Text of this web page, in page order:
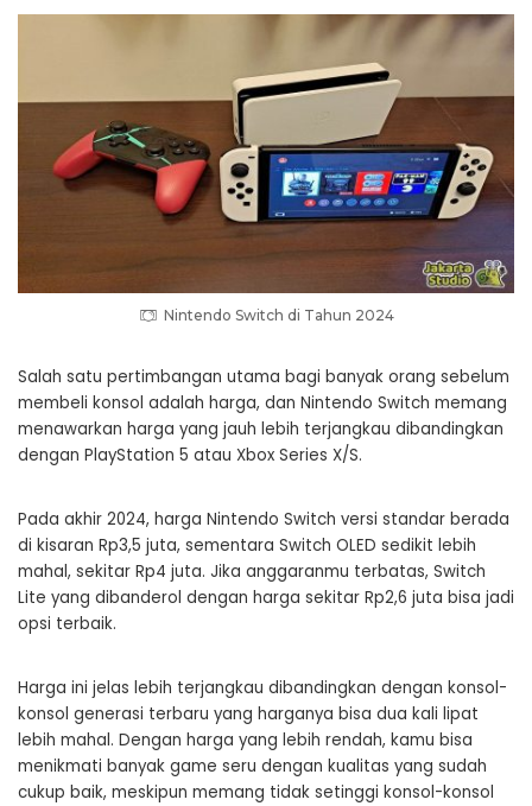
Nintendo Switch di Tahun 2024
Salah satu pertimbangan utama bagi banyak orang sebelum
membeli konsol adalah harga, dan Nintendo Switch memang
menawarkan harga yang jauh lebih terjangkau dibandingkan
dengan PlayStation 5 atau Xbox Series X/S.
Pada akhir 2024, harga Nintendo Switch versi standar berada
di kisaran Rp3,5 juta, sementara Switch OLED sedikit lebih
mahal, sekitar Rp4 juta. Jika anggaranmu terbatas, Switch
Lite yang dibanderol dengan harga sekitar Rp2,6 juta bisa jadi
opsi terbaik.
Harga ini jelas lebih terjangkau dibandingkan dengan konsol-
konsol generasi terbaru yang harganya bisa dua kali lipat
lebih mahal. Dengan harga yang lebih rendah, kamu bisa
menikmati banyak game seru dengan kualitas yang sudah
cukup baik, meskipun memang tidak setinggi konsol-konsol